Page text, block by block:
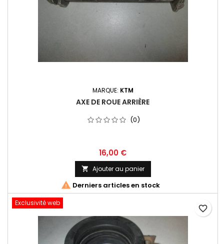
MARQUE: KTM
AXE DE ROUE ARRIÈRE
(0)
16,00 €
 Ajouter au panier
 Derniers articles en stock
Exclusivité web
favorite_border